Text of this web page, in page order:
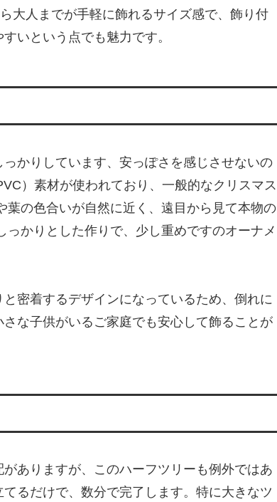
大人までが手軽に飾れるサイズ感で、飾り付
いという点でも魅力です。
かりしています、安っぽさを感じさせないの
）素材が使われており、一般的なクリスマス
の色合いが自然に近く、遠目から見て本物の
かりとした作りで、少し重めですのオーナメ
密着するデザインになっているため、倒れに
な子供がいるご家庭でも安心して飾ることが
ありますが、このハーフツリーも例外ではあ
るだけで、数分で完了します。特に大きなツ